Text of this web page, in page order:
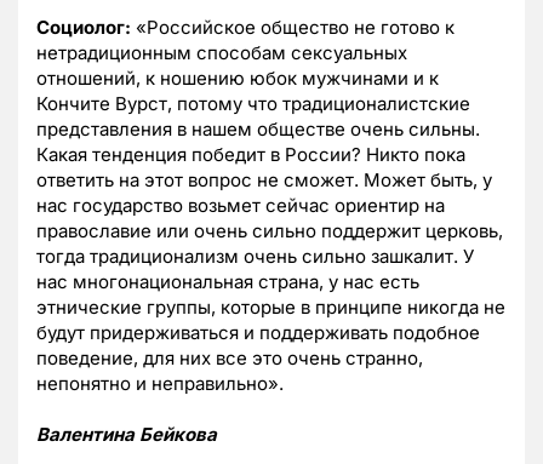
Социолог: «Российское общество не готово к
нетрадиционным способам сексуальных
отношений, к ношению юбок мужчинами и к
Кончите Вурст, потому что традиционалистские
представления в нашем обществе очень сильны.
Какая тенденция победит в России? Никто пока
ответить на этот вопрос не сможет. Может быть, у
нас государство возьмет сейчас ориентир на
православие или очень сильно поддержит церковь,
тогда традиционализм очень сильно зашкалит. У
нас многонациональная страна, у нас есть
этнические группы, которые в принципе никогда не
будут придерживаться и поддерживать подобное
поведение, для них все это очень странно,
непонятно и неправильно».
Валентина Бейкова